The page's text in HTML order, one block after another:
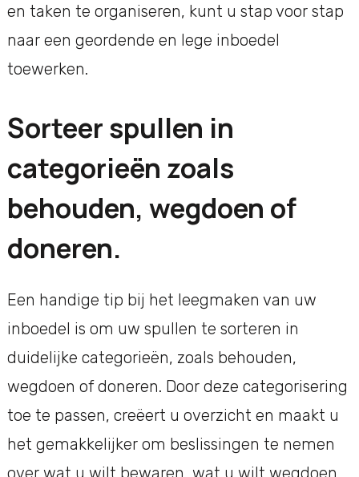
en taken te organiseren, kunt u stap voor stap
naar een geordende en lege inboedel
toewerken.
Sorteer spullen in
categorieën zoals
behouden, wegdoen of
doneren.
Een handige tip bij het leegmaken van uw
inboedel is om uw spullen te sorteren in
duidelijke categorieën, zoals behouden,
wegdoen of doneren. Door deze categorisering
toe te passen, creëert u overzicht en maakt u
het gemakkelijker om beslissingen te nemen
over wat u wilt bewaren, wat u wilt wegdoen